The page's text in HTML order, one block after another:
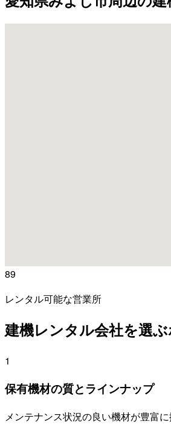
89
レンタル可能な営業所
建機レンタル会社を選
1
保有機材の質とラインナップ
メンテナンス状況の良い機材が豊富